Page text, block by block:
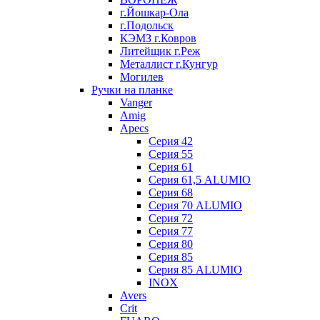
г.Йошкар-Ола
г.Подольск
КЭМЗ г.Ковров
Литейщик г.Реж
Металлист г.Кунгур
Могилев
Ручки на планке
Vanger
Amig
Apecs
Серия 42
Серия 55
Серия 61
Серия 61,5 ALUMIO
Серия 68
Серия 70 ALUMIO
Серия 72
Серия 77
Серия 80
Серия 85
Серия 85 ALUMIO
INOX
Avers
Crit